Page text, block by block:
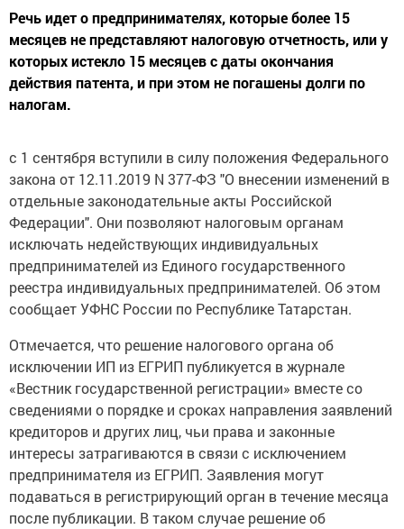
Речь идет о предпринимателях, которые более 15
месяцев не представляют налоговую отчетность, или у
которых истекло 15 месяцев с даты окончания
действия патента, и при этом не погашены долги по
налогам.
с 1 сентября вступили в силу положения Федерального
закона от 12.11.2019 N 377-ФЗ "О внесении изменений в
отдельные законодательные акты Российской
Федерации". Они позволяют налоговым органам
исключать недействующих индивидуальных
предпринимателей из Единого государственного
реестра индивидуальных предпринимателей. Об этом
сообщает УФНС России по Республике Татарстан.
Отмечается, что решение налогового органа об
исключении ИП из ЕГРИП публикуется в журнале
«Вестник государственной регистрации» вместе со
сведениями о порядке и сроках направления заявлений
кредиторов и других лиц, чьи права и законные
интересы затрагиваются в связи с исключением
предпринимателя из ЕГРИП. Заявления могут
подаваться в регистрирующий орган в течение месяца
после публикации. В таком случае решение об